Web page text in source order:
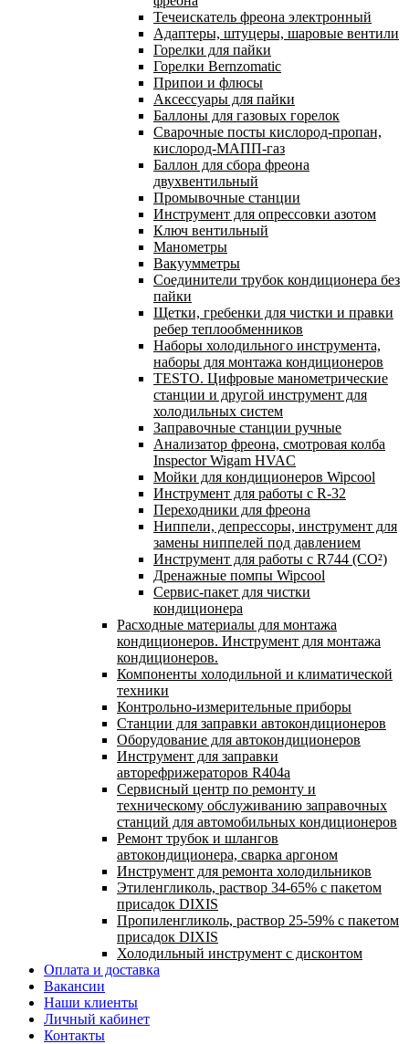
Течеискатель фреона электронный
Адаптеры, штуцеры, шаровые вентили
Горелки для пайки
Горелки Bernzomatic
Припои и флюсы
Аксессуары для пайки
Баллоны для газовых горелок
Сварочные посты кислород-пропан,
кислород-МАПП-газ
Баллон для сбора фреона
двухвентильный
Промывочные станции
Инструмент для опрессовки азотом
Ключ вентильный
Манометры
Вакуумметры
Соединители трубок кондиционера без
пайки
Щетки, гребенки для чистки и правки
ребер теплообменников
Наборы холодильного инструмента,
наборы для монтажа кондиционеров
TESTO. Цифровые манометрические
станции и другой инструмент для
холодильных систем
Заправочные станции ручные
Анализатор фреона, смотровая колба
Inspector Wigam HVAC
Мойки для кондиционеров Wipcool
Инструмент для работы с R-32
Переходники для фреона
Ниппели, депрессоры, инструмент для
замены ниппелей под давлением
Инструмент для работы с R744 (CO²)
Дренажные помпы Wipcool
Сервис-пакет для чистки
кондиционера
Расходные материалы для монтажа
кондиционеров. Инструмент для монтажа
кондиционеров.
Компоненты холодильной и климатической
техники
Контрольно-измерительные приборы
Станции для заправки автокондиционеров
Оборудование для автокондиционеров
Инструмент для заправки
авторефрижераторов R404a
Сервисный центр по ремонту и
техническому обслуживанию заправочных
станций для автомобильных кондиционеров
Ремонт трубок и шлангов
автокондиционера, сварка аргоном
Инструмент для ремонта холодильников
Этиленгликоль, раствор 34-65% с пакетом
присадок DIXIS
Пропиленгликоль, раствор 25-59% с пакетом
присадок DIXIS
Холодильный инструмент с дисконтом
Оплата и доставка
Вакансии
Наши клиенты
Личный кабинет
Контакты